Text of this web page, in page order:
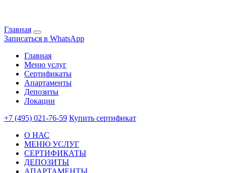
Главная
Записаться в WhatsApp
Главная
Меню услуг
Сертификаты
Апартаменты
Депозиты
Локации
+7 (495) 021-76-59 Купить сертификат
О НАС
МЕНЮ УСЛУГ
СЕРТИФИКАТЫ
ДЕПОЗИТЫ
АПАРТАМЕНТЫ